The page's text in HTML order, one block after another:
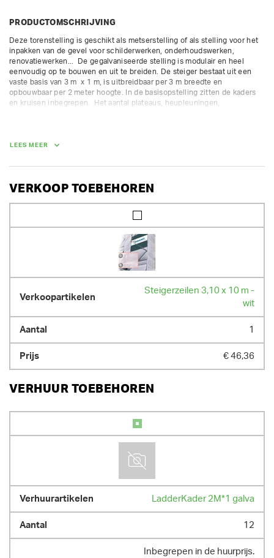
PRODUCTOMSCHRIJVING
Deze torenstelling is geschikt als metserstelling of als stelling voor het
inpakken van de gevel voor schilderwerken, onderhoudswerken,
renovatiewerken...  De gegalvaniseerde stelling is modulair en heel
eenvoudig op te bouwen en uit te breiden. De steiger bestaat uit een
vaste basis van 3 m  x 1 m, is uitbreidbaar per 3 m breedte en
opbouwbaar per 2 meter hoogte. In de basisopstelling zitten de kaders
en kruisen inbegrepen.  Het aantal plateaus, heupleuningen,
De waarborg van gratis onderdelen wordt niet meegeteld in de
extra waarborg aan.
Belastingsklasse 4 (300 lg/m²) - beschikbaar met ladderkaders en
LEES MEER
VERKOOP TOEBEHOREN
Steigerzeilen 3,10 x 10 m -
wit
1
€ 46,36
VERHUUR TOEBEHOREN
LadderKader 2M*1 galva
12
Inbegrepen in de huurprijs.